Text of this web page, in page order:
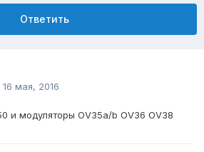
Ответить
16 мая, 2016
и модуляторы OV35a/b OV36 OV38